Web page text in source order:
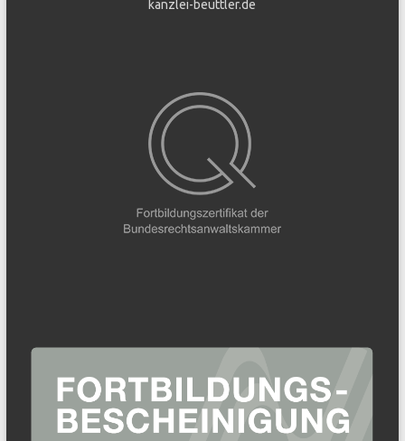
kanzlei-beuttler.de